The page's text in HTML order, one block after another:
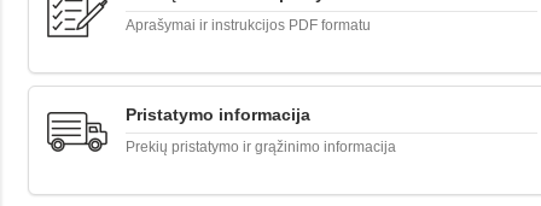
Aprašymai ir instrukcijos PDF formatu
Pristatymo informacija
Prekių pristatymo ir grąžinimo informacija